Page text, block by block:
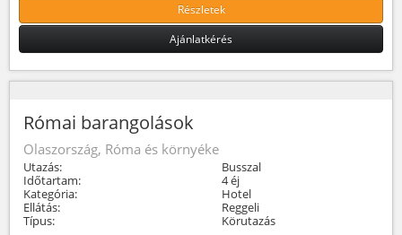
Részletek
Ajánlatkérés
Római barangolások
Olaszország, Róma és környéke
Utazás:
Busszal
Időtartam:
4 éj
Kategória:
Hotel
Ellátás:
Reggeli
Típus:
Körutazás